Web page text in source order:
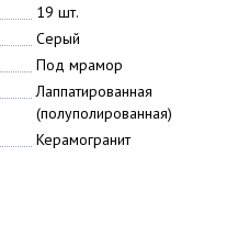
19 шт.
Серый
Под мрамор
Лаппатированная
(полуполированная)
Керамогранит